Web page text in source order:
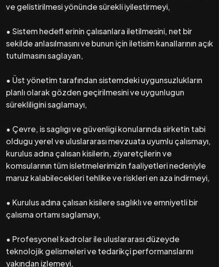
ve gelistirilmesi yönünde sürekli iyilestirmeyi,
• Sistem hedefl erinin çalısanlara iletilmesini, net bir
sekilde anlasılmasını ve bunun için iletisim kanallarının açık
tutulmasını saglayan,
• Üst yönetim tarafından sistemdeki uygunsuzlukların
planlı olarak gözden geçirilmesini ve uygunlugun
sürekliligini saglamayı,
• Çevre, is saglıgı ve güvenligi konularında sirketin tabi
oldugu yerel ve uluslararası mevzuata uyumlu çalısmayı,
kurulus adına çalısan kisilerin, ziyaretçilerin ve
komsularının tüm isletmelerimizin faaliyetleri nedeniyle
maruz kalabilecekleri tehlike ve riskleri en aza indirmeyi,
• Kurulus adına çalısan kisilere saglıklı ve emniyetli bir
çalısma ortamı saglamayı,
• Profesyonel kadrolar ile uluslararası düzeyde
teknolojik gelismeleri ve tedarikçi performanslarını
yakından izlemeyi,